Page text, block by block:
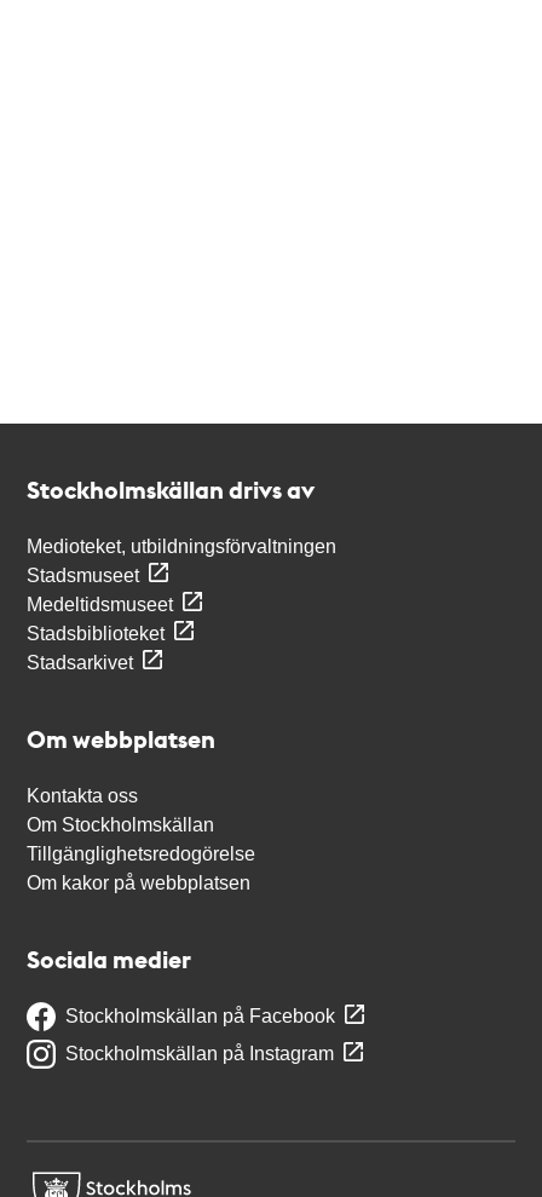
Stockholmskällan drivs av
Medioteket, utbildningsförvaltningen
Stadsmuseet
Medeltidsmuseet
Stadsbiblioteket
Stadsarkivet
Om webbplatsen
Kontakta oss
Om Stockholmskällan
Tillgänglighetsredogörelse
Om kakor på webbplatsen
Sociala medier
Stockholmskällan på Facebook
Stockholmskällan på Instagram